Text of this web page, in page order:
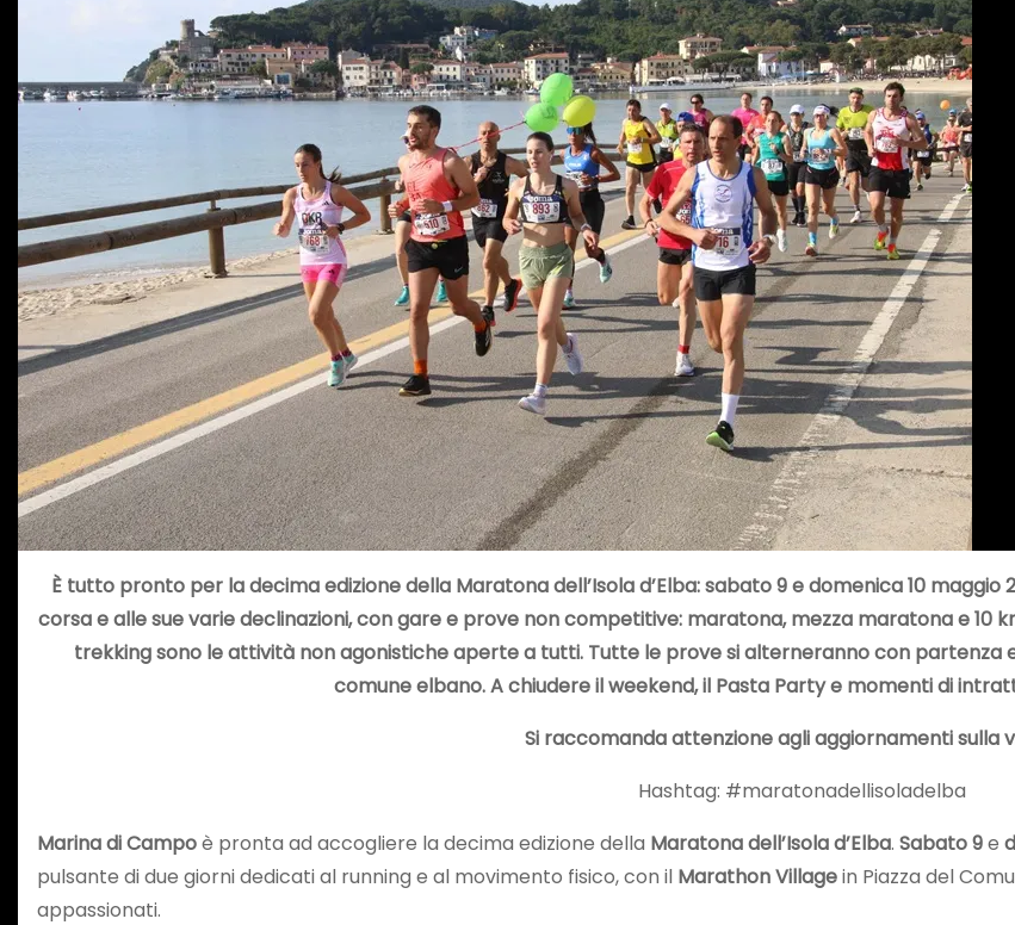
È tutto pronto per la decima edizione della Maratona dell’Isola d’Elba: sabato 9 e domenica 10
corsa e alle sue varie declinazioni, con gare e prove non competitive: maratona, mezza maratona e 10
trekking sono le attività non agonistiche aperte a tutti. Tutte le prove si alterneranno con partenza
comune elbano. A chiudere il weekend, il Pasta Party e momenti di
Si raccomanda attenzione agli aggiornamenti sulla
Hashtag: #maratonadellisoladelba
Marina di Campoè pronta ad accogliere la decima edizione della Maratona dell’Isola d’Elba. Sabato 9e
pulsante di due giorni dedicati al running e al movimento fisico, con il Marathon Villagein Piazza del
appassionati.